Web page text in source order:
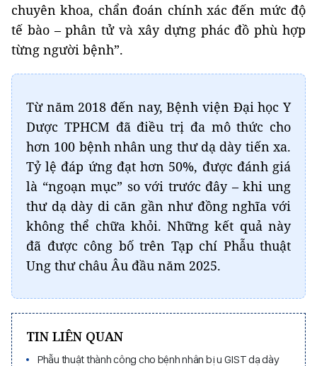
chuyên khoa, chẩn đoán chính xác đến mức độ
tế bào – phân tử và xây dựng phác đồ phù hợp
từng người bệnh”.
Từ năm 2018 đến nay, Bệnh viện Đại học Y
Dược TPHCM đã điều trị đa mô thức cho
hơn 100 bệnh nhân ung thư dạ dày tiến xa.
Tỷ lệ đáp ứng đạt hơn 50%, được đánh giá
là “ngoạn mục” so với trước đây – khi ung
thư dạ dày di căn gần như đồng nghĩa với
không thể chữa khỏi. Những kết quả này
đã được công bố trên Tạp chí Phẫu thuật
Ung thư châu Âu đầu năm 2025.
TIN LIÊN QUAN
Phẫu thuật thành công cho bệnh nhân bị u GIST dạ dày